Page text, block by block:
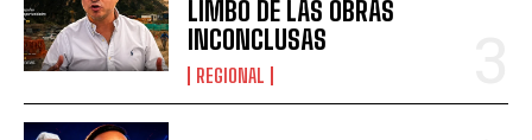
LIMBO DE LAS OBRAS
INCONCLUSAS
REGIONAL